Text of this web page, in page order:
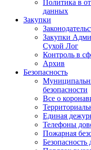
Политика в
данных
Закупки
Закупки
Сухой Лог
Контроль в
Архив
Безопасность
безопасности
Все о
Единая
Телефоны
Пожарная